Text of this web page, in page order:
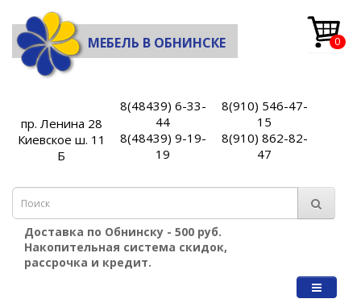
МЕБЕЛЬ В ОБНИНСКЕ 0
пр. Ленина 28
Киевское ш. 11
Б
8(48439) 6-33-
44
8(48439) 9-19-
19
8(910) 546-47-
15
8(910) 862-82-
47
Доставка по Обнинску - 500 руб.
Накопительная система скидок,
рассрочка и кредит.